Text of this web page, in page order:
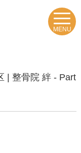
MENU
| 整骨院 絆 - Part